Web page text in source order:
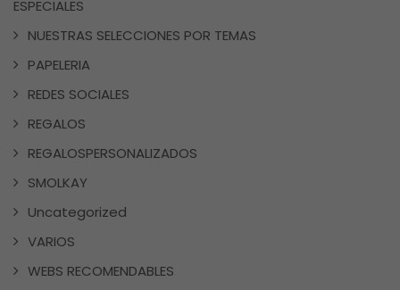
ESPECIALES
NUESTRAS SELECCIONES POR TEMAS
PAPELERIA
REDES SOCIALES
REGALOS
REGALOSPERSONALIZADOS
SMOLKAY
Uncategorized
VARIOS
WEBS RECOMENDABLES